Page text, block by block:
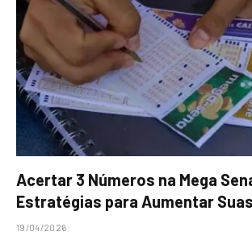
Acertar 3 Números na Mega
Estratégias para Aumentar
19/04/2026